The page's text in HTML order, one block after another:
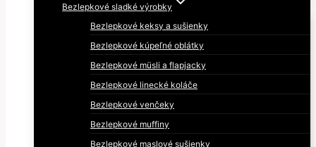
Bezlepkové sladké výrobky
Bezlepkové keksy a sušienky
Bezlepkové kúpeľné oblátky
Bezlepkové müsli a flapjacky
Bezlepkové linecké koláče
Bezlepkové venčeky
Bezlepkové muffiny
Bezlepkové maslové sušienky